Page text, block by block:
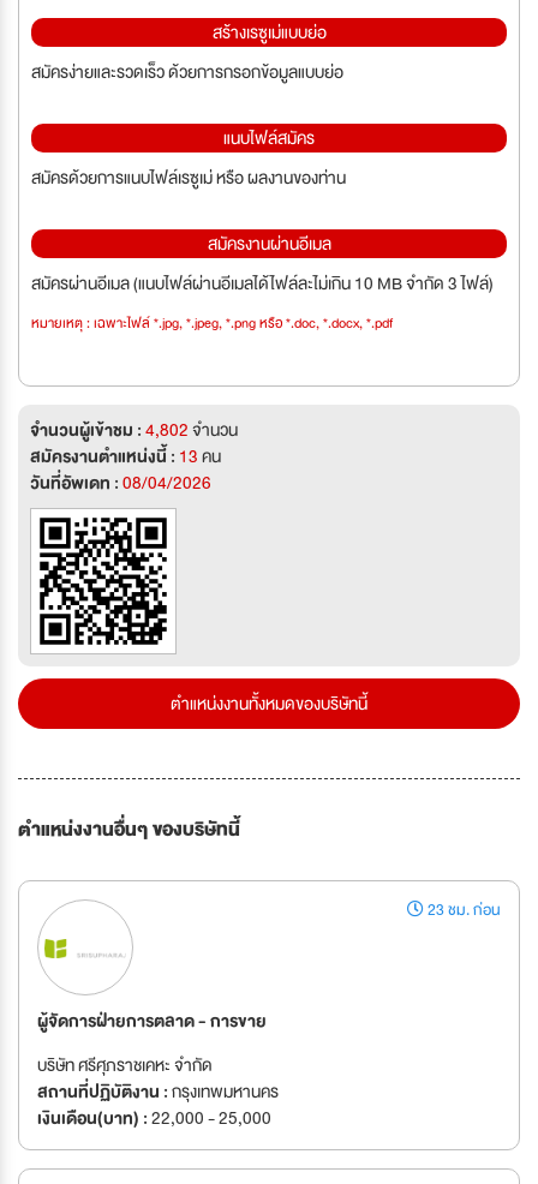
สร้างเรซูเม่แบบย่อ
สมัครง่ายและรวดเร็ว ด้วยการกรอกข้อมูลแบบย่อ
แนบไฟล์สมัคร
สมัครด้วยการแนบไฟล์เรซูเม่ หรือ ผลงานของท่าน
สมัครงานผ่านอีเมล
สมัครผ่านอีเมล (แนบไฟล์ผ่านอีเมลได้ไฟล์ละไม่เกิน 10 MB จำกัด 3 ไฟล์)
หมายเหตุ : เฉพาะไฟล์ *.jpg, *.jpeg, *.png หรือ *.doc, *.docx, *.pdf
จำนวนผู้เข้าชม :4,802จำนวน
สมัครงานตำแหน่งนี้ : 13คน
วันที่อัพเดท :08/04/2026
ตำแหน่งงานทั้งหมดของบริษัทนี้
ตำแหน่งงานอื่นๆ ของบริษัทนี้
23 ชม. ก่อน
ผู้จัดการฝ่ายการตลาด - การขาย
บริษัท ศรีศุภราชเคหะ จำกัด
สถานที่ปฏิบัติงาน :กรุงเทพมหานคร
เงินเดือน(บาท) :22,000 - 25,000